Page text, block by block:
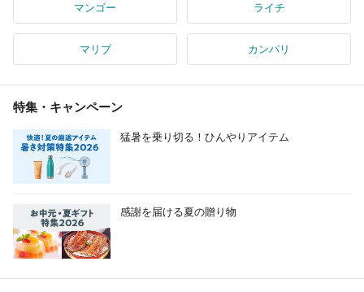
マンゴー ライチ
マリブ カンパリ
特集・キャンペーン
猛暑を乗り切る！ひんやりアイテム
感謝を届ける夏の贈り物